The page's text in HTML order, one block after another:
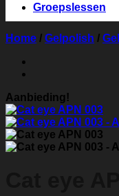
Groepslessen
Home / Gelpolish /
Aanbieding!